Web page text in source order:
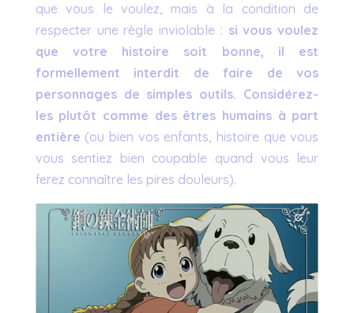
que vous le voulez, mais à la condition de
respecter une règle inviolable : si vous voulez
que votre histoire soit bonne, il est
formellement interdit de faire de vos
personnages de simples outils. Considérez-
les plutôt comme des êtres humains à part
entière (ou bien vos enfants, histoire que vous
vous sentiez bien coupable quand vous leur
ferez connaître les pires douleurs).